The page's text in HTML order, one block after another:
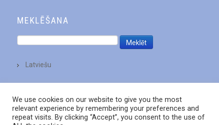
MEKLĒŠANA
Latviešu
We use cookies on our website to give you the most
relevant experience by remembering your preferences and
repeat visits. By clicking “Accept”, you consent to the use of